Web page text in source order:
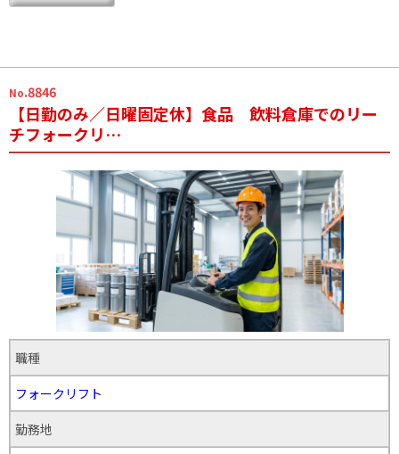
No.8846
【日勤のみ／日曜固定休】食品 飲料倉庫でのリー
チフォークリ…
職種
フォークリフト
勤務地